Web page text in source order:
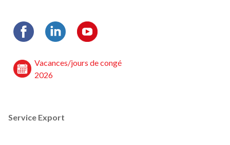
Vacances/jours de congé
2026
Service Export